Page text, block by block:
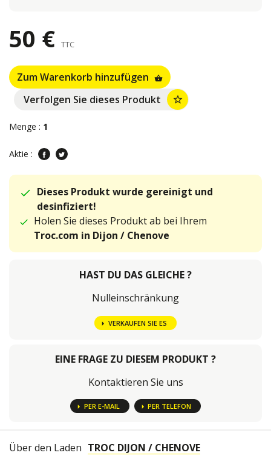
50 € TTC
Zum Warenkorb hinzufügen shopping_basket
Verfolgen Sie dieses Produkt star_border
Menge : 1
Aktie :
Dieses Produkt wurde gereinigt und
desinfiziert!
Holen Sie dieses Produkt ab bei Ihrem
Troc.com in Dijon / Chenove
HAST DU DAS GLEICHE ?
Nulleinschränkung
VERKAUFEN SIE ES
EINE FRAGE ZU DIESEM PRODUKT ?
Kontaktieren Sie uns
PER E-MAIL PER TELEFON
Über den Laden TROC DIJON / CHENOVE